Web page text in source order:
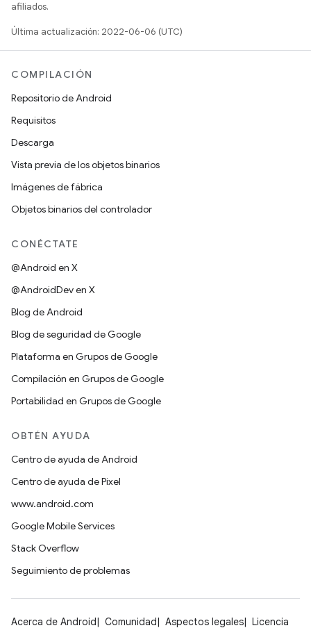
afiliados.
Última actualización: 2022-06-06 (UTC)
COMPILACIÓN
Repositorio de Android
Requisitos
Descarga
Vista previa de los objetos binarios
Imágenes de fábrica
Objetos binarios del controlador
CONÉCTATE
@Android en X
@AndroidDev en X
Blog de Android
Blog de seguridad de Google
Plataforma en Grupos de Google
Compilación en Grupos de Google
Portabilidad en Grupos de Google
OBTÉN AYUDA
Centro de ayuda de Android
Centro de ayuda de Pixel
www.android.com
Google Mobile Services
Stack Overflow
Seguimiento de problemas
Acerca de Android Comunidad Aspectos legales Licencia